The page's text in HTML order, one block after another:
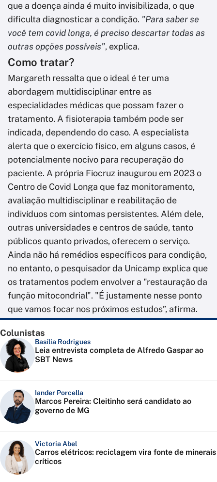
que a doença ainda é muito invisibilizada, o que
dificulta diagnosticar a condição. "Para saber se
você tem covid longa, é preciso descartar todas as
outras opções possíveis", explica.
Como tratar?
Margareth ressalta que o ideal é ter uma
abordagem multidisciplinar entre as
especialidades médicas que possam fazer o
tratamento. A fisioterapia também pode ser
indicada, dependendo do caso. A especialista
alerta que o exercício físico, em alguns casos, é
potencialmente nocivo para recuperação do
paciente. A própria Fiocruz inaugurou em 2023 o
Centro de Covid Longa que faz monitoramento,
avaliação multidisciplinar e reabilitação de
indivíduos com sintomas persistentes. Além dele,
outras universidades e centros de saúde, tanto
públicos quanto privados, oferecem o serviço.
Ainda não há remédios específicos para condição,
no entanto, o pesquisador da Unicamp explica que
os tratamentos podem envolver a "restauração da
função mitocondrial". "É justamente nesse ponto
que vamos focar nos próximos estudos”, afirma.
Colunistas
Basília Rodrigues
Leia entrevista completa de Alfredo Gaspar ao
SBT News
Iander Porcella
Marcos Pereira: Cleitinho será candidato ao
governo de MG
Victoria Abel
Carros elétricos: reciclagem vira fonte de minerais
críticos